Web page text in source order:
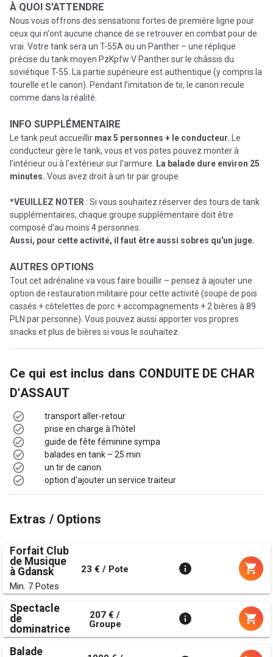
À QUOI S'ATTENDRE
Nous vous offrons des sensations fortes de première ligne pour
ceux qui n'ont aucune chance de se retrouver en combat pour de
vrai. Votre tank sera un T-55A ou un Panther – une réplique
précise du tank moyen PzKpfw V Panther sur le châssis du
soviétique T-55. La partie supérieure est authentique (y compris la
tourelle et le canon). Pendant l’imitation de tir, le canon recule
comme dans la réalité.
INFO SUPPLÉMENTAIRE
Le tank peut accueillir max 5 personnes + le conducteur. Le
conducteur gère le tank, vous et vos potes pouvez monter à
l’intérieur ou à l'extérieur sur l'armure.
La balade dure environ 25
minutes. Vous avez droit à un tir par groupe.
*VEUILLEZ NOTER : Si vous souhaitez réserver des tours de tank
supplémentaires, chaque groupe supplémentaire doit être
composé d'au moins 4 personnes.
Aussi, pour cette activité, il faut être aussi sobres qu'un juge.
AUTRES OPTIONS
Tout cet adrénaline va vous faire bouillir – pensez à ajouter une
option de restauration militaire pour cette activité (soupe de pois
cassés + côtelettes de porc + accompagnements + 2 bières à 89
PLN par personne). Vous pouvez aussi apporter vos propres
snacks et plus de bières si vous le souhaitez.
Ce qui est inclus dans CONDUITE DE CHAR
D'ASSAUT
transport aller-retour
prise en charge à l'hôtel
guide de fête féminine sympa
balades en tank – 25 min
un tir de canon
option d'ajouter un service traiteur
Extras / Options
Forfait Club
de Musique
à Gdansk
Min. 7 Potes
23 € / Pote
Spectacle
de
dominatrice
207 € /
Groupe
Balade